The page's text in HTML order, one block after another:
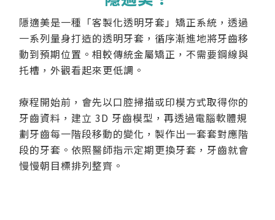
隱適美是一種「客製化透明牙套」矯正系統，透過
一系列量身打造的透明牙套，循序漸進地將牙齒移
動到預期位置。相較傳統金屬矯正，不需要鋼線與
托槽，外觀看起來更低調。
療程開始前，會先以口腔掃描或印模方式取得你的
牙齒資料，建立 3D 牙齒模型，再透過電腦軟體規
劃牙齒每一階段移動的變化，製作出一套套對應階
段的牙套。依照醫師指示定期更換牙套，牙齒就會
慢慢朝目標排列整齊。